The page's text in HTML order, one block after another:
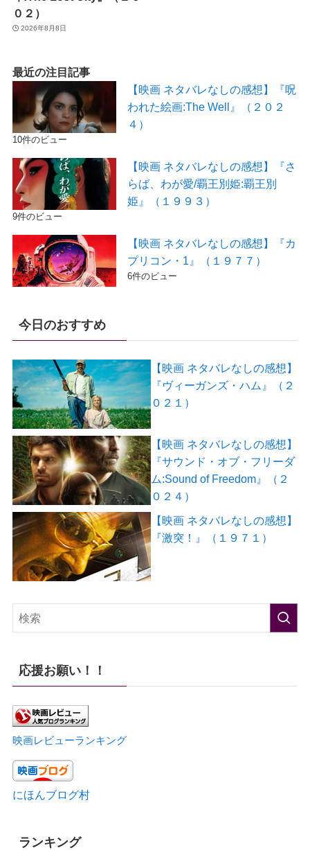
０２）
2026年8月8日
最近の注目記事
【映画 ネタバレなしの感想】『呪
われた絵画:The Well』（２０２
４）
10件のビュー
【映画 ネタバレなしの感想】『さ
らば、わが愛/覇王別姫:覇王別
姫』（１９９３）
9件のビュー
【映画 ネタバレなしの感想】『カ
プリコン・1』（１９７７）
6件のビュー
今日のおすすめ
【映画 ネタバレなしの感想】
『ヴィーガンズ・ハム』（２
０２１）
【映画 ネタバレなしの感想】
『サウンド・オブ・フリーダ
ム:Sound of Freedom』（２
０２４）
【映画 ネタバレなしの感想】
『激突！』（１９７１）
応援お願い！！
映画レビューランキング
にほんブログ村
ランキング